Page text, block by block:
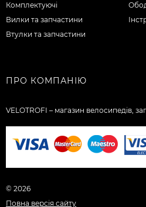
Комплектуючі
Вилки та запчастини
Втулки та запчастини
ПРО КОМПАНІЮ
VELOTROFI – магазин велосипедів,
© 2026
Повна версія сайту